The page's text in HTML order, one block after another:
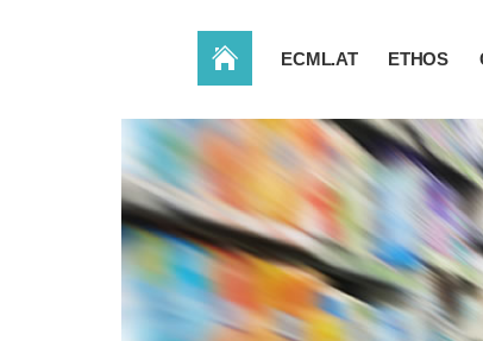
ACCUEIL ECML.AT ETHOS